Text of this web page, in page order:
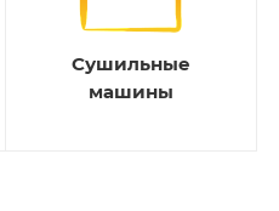
Сушильные
машины